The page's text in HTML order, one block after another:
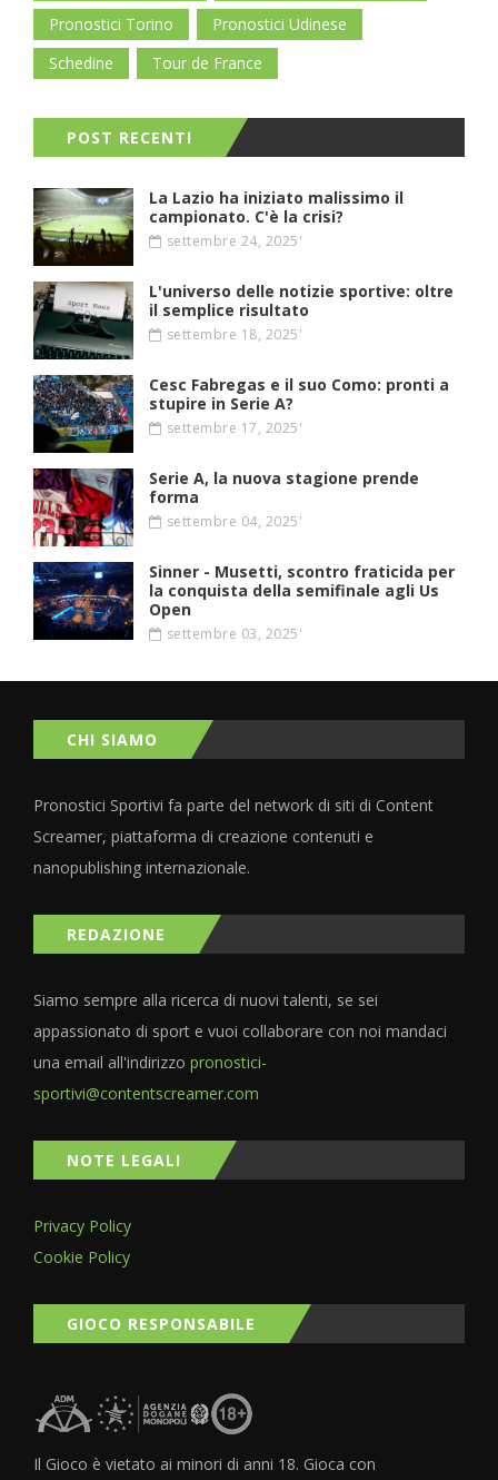
Pronostici Torino
Pronostici Udinese
Schedine
Tour de France
POST RECENTI
La Lazio ha iniziato malissimo il
campionato. C'è la crisi?
settembre 24, 2025'
L'universo delle notizie sportive: oltre
il semplice risultato
settembre 18, 2025'
Cesc Fabregas e il suo Como: pronti a
stupire in Serie A?
settembre 17, 2025'
Serie A, la nuova stagione prende
forma
settembre 04, 2025'
Sinner - Musetti, scontro fraticida per
la conquista della semifinale agli Us
Open
settembre 03, 2025'
CHI SIAMO
Pronostici Sportivi fa parte del network di siti di Content
Screamer, piattaforma di creazione contenuti e
nanopublishing internazionale.
REDAZIONE
Siamo sempre alla ricerca di nuovi talenti, se sei
appassionato di sport e vuoi collaborare con noi mandaci
una email all'indirizzo pronostici-
sportivi@contentscreamer.com
NOTE LEGALI
Privacy Policy
Cookie Policy
GIOCO RESPONSABILE
Il Gioco è vietato ai minori di anni 18. Gioca con